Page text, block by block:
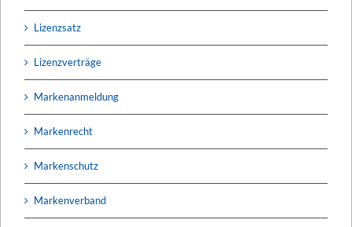
Lizenzsatz
Lizenzverträge
Markenanmeldung
Markenrecht
Markenschutz
Markenverband